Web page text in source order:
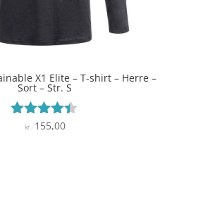
X1 Elite – T-shirt – Herre –
Sort – Str. S
Vurderet
kr. 155,00